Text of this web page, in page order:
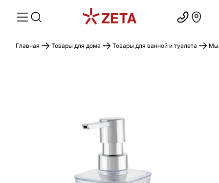
Главная Товары для дома Товары для ванной и туалета